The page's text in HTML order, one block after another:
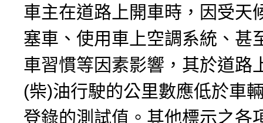
車主在道路上開車時，因受天
塞車、使用車上空調系統、甚
車習慣等因素影響，其於道路
(柴)油行駛的公里數應低於車
登錄的測試值。其他標示之各